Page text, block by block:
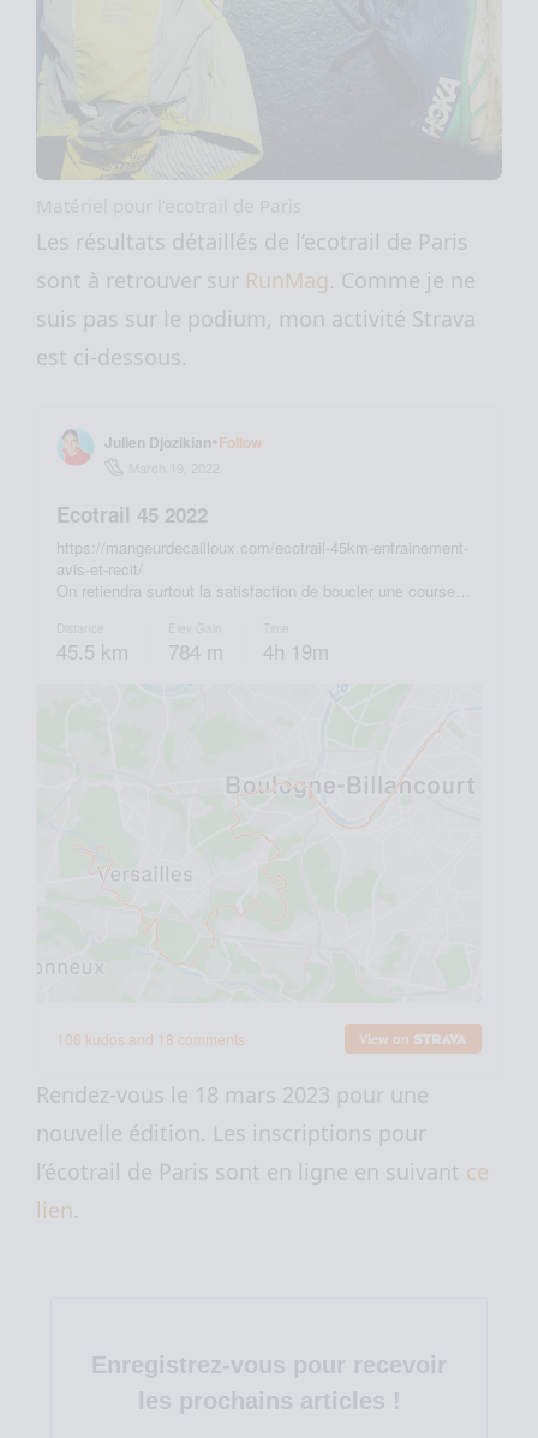
Les résultats détaillés de l’ecotrail de Paris
sont à retrouver sur RunMag. Comme je ne
suis pas sur le podium, mon activité Strava
est ci-dessous.
Rendez-vous le 18 mars 2023 pour une
nouvelle édition. Les inscriptions pour
l’écotrail de Paris sont en ligne en suivant ce
lien.
Enregistrez-vous pour recevoir
les prochains articles !